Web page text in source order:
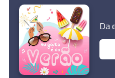
Primeiro-ministro
Kiev
© 2022 Empresa Diário de
reservados.
Da